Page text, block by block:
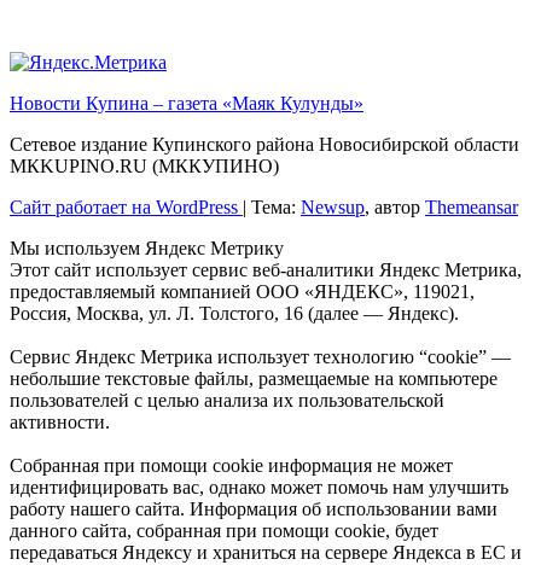
Новости Купина – газета «Маяк Кулунды»
Сетевое издание Купинского района Новосибирской области
МКKUPINO.RU (МККУПИНО)
Сайт работает на WordPress | Тема: Newsup, автор Themeansar
Мы используем Яндекс Метрику
Этот сайт использует сервис веб-аналитики Яндекс Метрика,
предоставляемый компанией ООО «ЯНДЕКС», 119021,
Россия, Москва, ул. Л. Толстого, 16 (далее — Яндекс).
Сервис Яндекс Метрика использует технологию “cookie” —
небольшие текстовые файлы, размещаемые на компьютере
пользователей с целью анализа их пользовательской
активности.
Собранная при помощи cookie информация не может
идентифицировать вас, однако может помочь нам улучшить
работу нашего сайта. Информация об использовании вами
данного сайта, собранная при помощи cookie, будет
передаваться Яндексу и храниться на сервере Яндекса в ЕС и